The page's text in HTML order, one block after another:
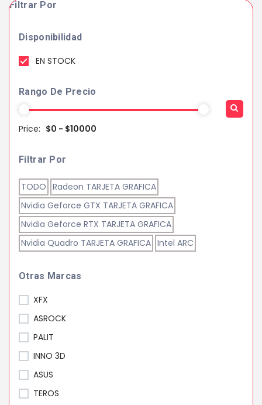
Filtrar Por
Disponibilidad
EN STOCK
Rango De Precio
Price: $0 - $10000
Filtrar Por
TODO Radeon TARJETA GRAFICA
Nvidia Geforce GTX TARJETA GRAFICA
Nvidia Geforce RTX TARJETA GRAFICA
Nvidia Quadro TARJETA GRAFICA Intel ARC
Otras Marcas
XFX
ASROCK
PALIT
INNO 3D
ASUS
TEROS